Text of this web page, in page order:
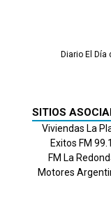
Diario El Día
SITIOS
Viviendas La
Exitos FM 99.1
FM La
Motores